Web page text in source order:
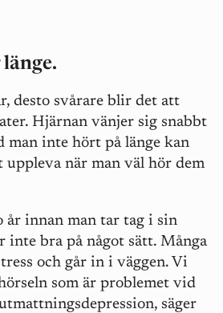
desto svårare blir det att
Hjärnan vänjer sig snabbt
man inte hört på länge kan
uppleva när man väl hör dem
innan man tar tag i sin
inte bra på något sätt. Många
och går in i väggen. Vi
som är problemet vid
säger